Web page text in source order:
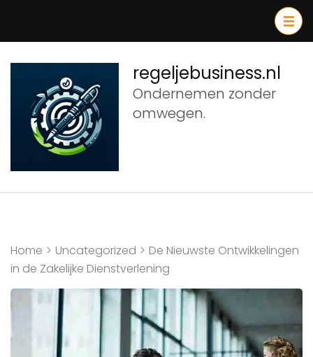
inhoud
(druk
Enter)
regeljebusiness.nl
Ondernemen zonder
omwegen.
Home > Uncategorized > De Nieuwste Ontwikkelingen
in de Zakelijke Dienstverlening